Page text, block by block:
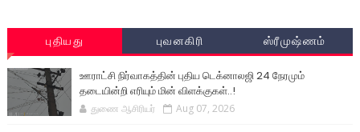
புதியது புவனகிரி ஸ்ரீமுஷ்ணம்
ஊராட்சி நிர்வாகத்தின் புதிய டெக்னாலஜி 24 நேரமும்
தடையின்றி எரியும் மின் விளக்குகள்..!
துணை ஆசிரியர் Aug 07, 2026